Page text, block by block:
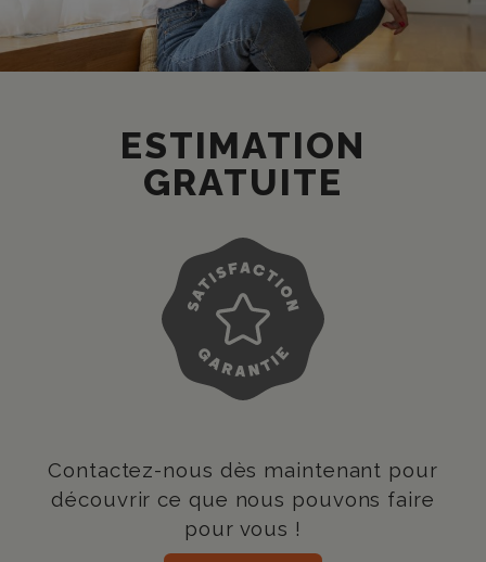
ESTIMATION
GRATUITE
Contactez-nous dès maintenant pour
découvrir ce que nous pouvons faire
pour vous !